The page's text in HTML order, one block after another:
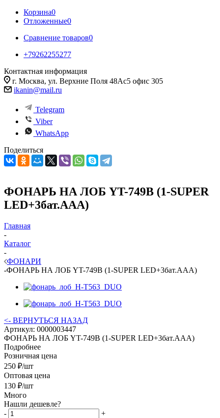
Корзина0
Отложенные0
Сравнение товаров0
+79262255277
Контактная информация
г. Москва, ул. Верхние Поля 48Ас5 офис 305
ikanin@mail.ru
Telegram
Viber
WhatsApp
Поделиться
ФОНАРЬ НА ЛОБ YT-749B (1-SUPER
LED+3бат.ААА)
Главная
-
Каталог
-
ФОНАРИ
-ФОНАРЬ НА ЛОБ YT-749B (1-SUPER LED+3бат.ААА)
<- ВЕРНУТЬСЯ НАЗАД
Артикул: 0000003447
ФОНАРЬ НА ЛОБ YT-749B (1-SUPER LED+3бат.ААА)
Подробнее
Розничная цена
250 ₽/шт
Оптовая цена
130 ₽/шт
Много
Нашли дешевле?
-
+